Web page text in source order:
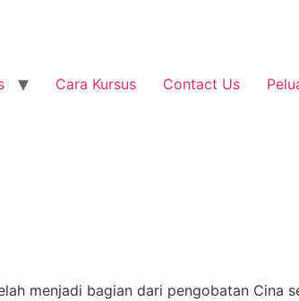
Cara Kursus Contact Us
menjadi bagian dari pengobatan Cina